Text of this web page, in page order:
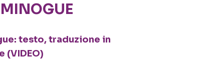
testo, traduzione in
(VIDEO)